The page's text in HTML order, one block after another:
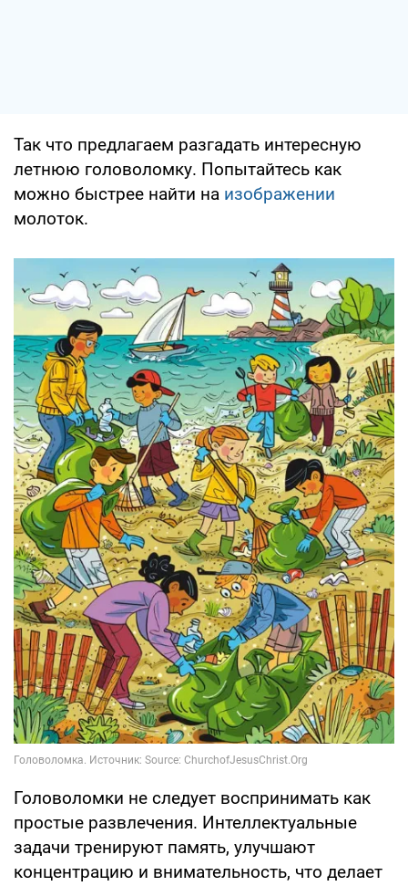
Так что предлагаем разгадать интересную
летнюю головоломку. Попытайтесь как
можно быстрее найти на изображении
молоток.
Головоломки не следует воспринимать как
простые развлечения. Интеллектуальные
задачи тренируют память, улучшают
концентрацию и внимательность, что делает